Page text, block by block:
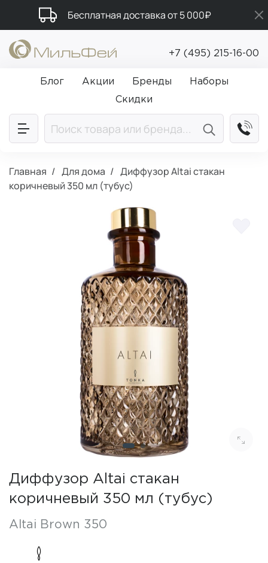
Бесплатная доставка от 5 000₽
Промокод ПРИВЕТ
Подарки в каждый заказ от 5 000₽
+7 (495) 215-16-00
Блог Акции Бренды
Наборы
Скидки
Главная Для дома
Диффузор Altai стакан
коричневый 350 мл (тубус)
Диффузор Altai стакан
коричневый 350 мл (тубус)
Altai Brown 350